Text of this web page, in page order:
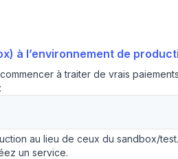
à l’environnement de
à traiter de vrais
au lieu de ceux du sandbox/
un service.